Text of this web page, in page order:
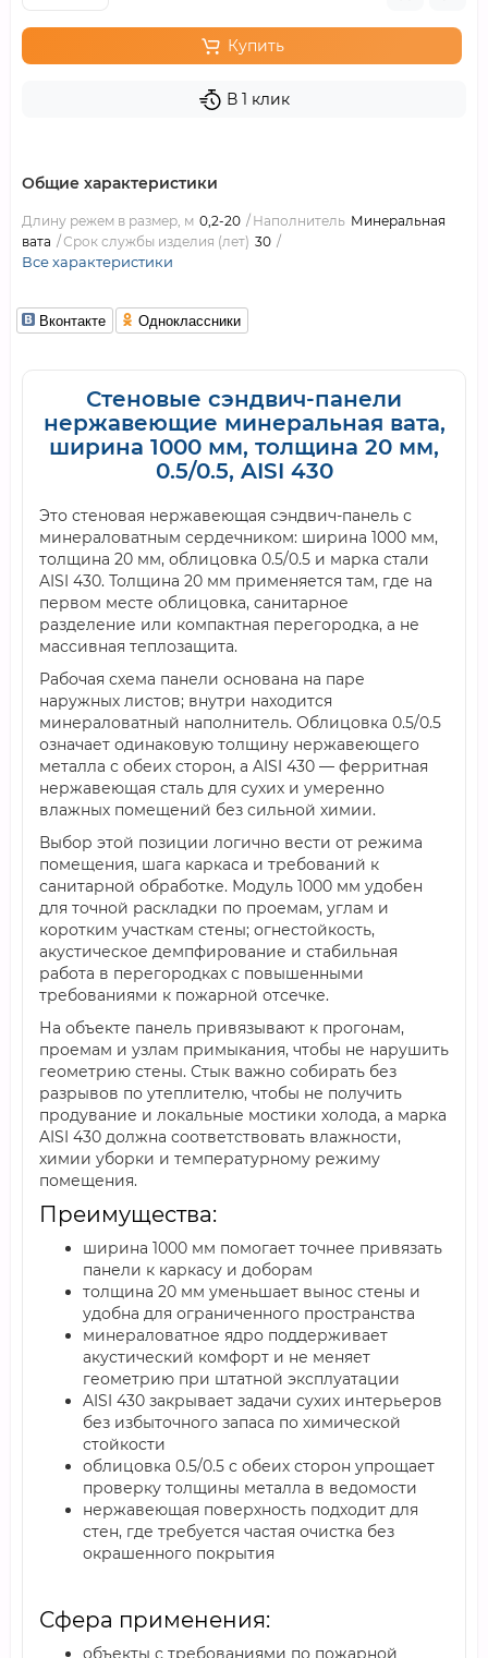
Купить
В 1 клик
Общие характеристики
Длину режем в размер, м 0,2-20 Наполнитель Минеральная
вата
Срок службы изделия (лет) 30
Все характеристики
Вконтакте Одноклассники
Стеновые сэндвич-панели
нержавеющие минеральная вата,
ширина 1000 мм, толщина 20 мм,
0.5/0.5, AISI 430
Это стеновая нержавеющая сэндвич-панель с
минераловатным сердечником: ширина 1000 мм,
толщина 20 мм, облицовка 0.5/0.5 и марка стали
AISI 430. Толщина 20 мм применяется там, где на
первом месте облицовка, санитарное
разделение или компактная перегородка, а не
массивная теплозащита.
Рабочая схема панели основана на паре
наружных листов; внутри находится
минераловатный наполнитель. Облицовка 0.5/0.5
означает одинаковую толщину нержавеющего
металла с обеих сторон, а AISI 430 — ферритная
нержавеющая сталь для сухих и умеренно
влажных помещений без сильной химии.
Выбор этой позиции логично вести от режима
помещения, шага каркаса и требований к
санитарной обработке. Модуль 1000 мм удобен
для точной раскладки по проемам, углам и
коротким участкам стены; огнестойкость,
акустическое демпфирование и стабильная
работа в перегородках с повышенными
требованиями к пожарной отсечке.
На объекте панель привязывают к прогонам,
проемам и узлам примыкания, чтобы не нарушить
геометрию стены. Стык важно собирать без
разрывов по утеплителю, чтобы не получить
продувание и локальные мостики холода, а марка
AISI 430 должна соответствовать влажности,
химии уборки и температурному режиму
помещения.
Преимущества:
ширина 1000 мм помогает точнее привязать
панели к каркасу и доборам
толщина 20 мм уменьшает вынос стены и
удобна для ограниченного пространства
минераловатное ядро поддерживает
акустический комфорт и не меняет
геометрию при штатной эксплуатации
AISI 430 закрывает задачи сухих интерьеров
без избыточного запаса по химической
стойкости
облицовка 0.5/0.5 с обеих сторон упрощает
проверку толщины металла в ведомости
нержавеющая поверхность подходит для
стен, где требуется частая очистка без
окрашенного покрытия
Сфера применения:
объекты с требованиями по пожарной